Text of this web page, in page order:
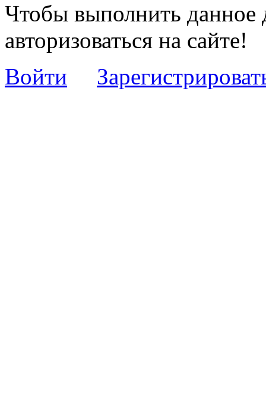
Чтобы выполнить данное
авторизоваться на сайте!
Войти